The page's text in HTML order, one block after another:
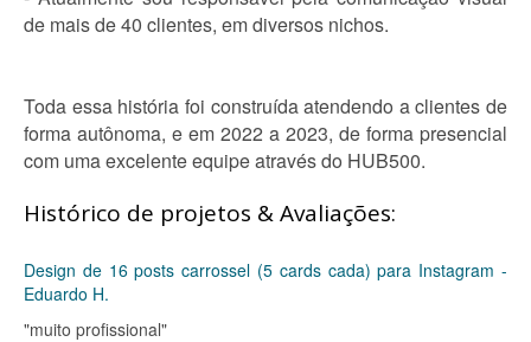
de mais de 40 clientes, em diversos nichos.
Toda essa história foi construída atendendo a clientes de
forma autônoma, e em 2022 a 2023, de forma presencial
com uma excelente equipe através do HUB500.
Histórico de projetos & Avaliações:
Design de 16 posts carrossel (5 cards cada) para Instagram -
Eduardo H.
"muito profissional"